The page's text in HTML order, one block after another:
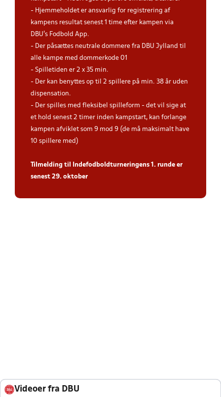
- Hjemmeholdet er ansvarlig for registrering af
kampens resultat senest 1 time efter kampen via
DBU's Fodbold App.
- Der påsættes neutrale dommere fra DBU Jylland til
alle kampe med dommerkode 01
- Spilletiden er 2 x 35 min.
- Der kan benyttes op til 2 spillere på min. 38 år uden
dispensation.
- Der spilles med fleksibel spilleform - det vil sige at
et hold senest 2 timer inden kampstart, kan forlange
kampen afviklet som 9 mod 9 (de må maksimalt have
10 spillere med)
Tilmelding til Indefodboldturneringens 1. runde er
senest 29. oktober
Videoer fra DBU